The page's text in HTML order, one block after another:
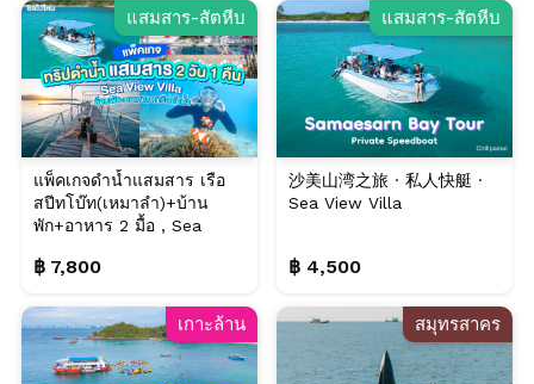
แสมสาร-สัตหีบ
แพ็คเกจดำน้ำแสมสาร เรือ
สปีทโบ๊ท(เหมาลำ)+บ้าน
พัก+อาหาร 2 มื้อ , Sea
฿ 7,800
แสมสาร-สัตหีบ
沙美山湾之旅 · 私人快艇 ·
Sea View Villa
฿ 4,500
เกาะล้าน สมุทรสาคร